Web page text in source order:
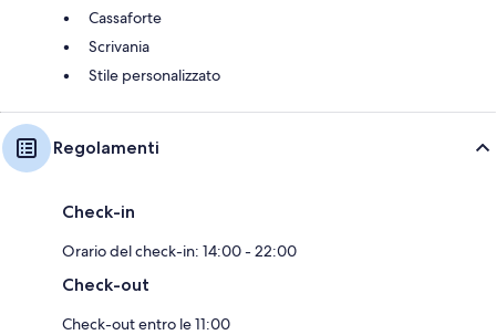
Cassaforte
Scrivania
Stile personalizzato
Regolamenti
Check-in
Orario del check-in: 14:00 - 22:00
Check-out
Check-out entro le 11:00